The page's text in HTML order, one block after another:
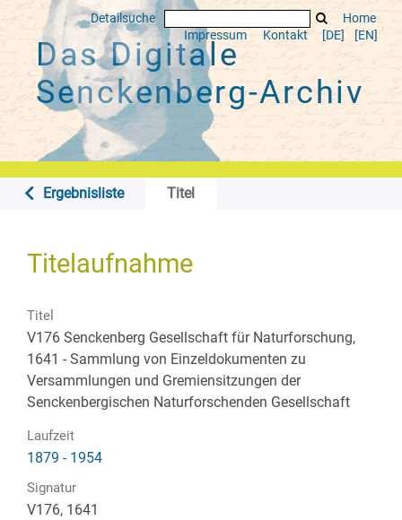
Detailsuche
Home
Impressum
Kontakt [DE] [EN]
Das Digitale
Senckenberg-Archiv
Ergebnisliste Titel
Titelaufnahme
Titel
V176 Senckenberg Gesellschaft für Naturforschung,
1641 - Sammlung von Einzeldokumenten zu
Versammlungen und Gremiensitzungen der
Senckenbergischen Naturforschenden Gesellschaft
Laufzeit
1879 - 1954
Signatur
V176, 1641